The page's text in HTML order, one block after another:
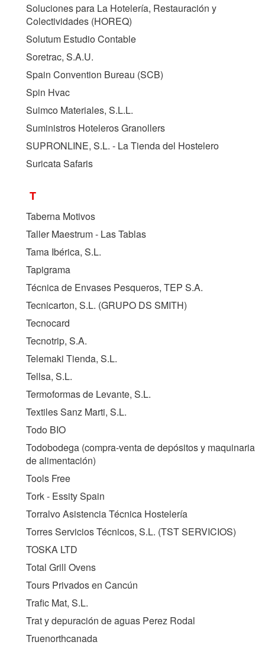
Soluciones para La Hotelería, Restauración y
Colectividades (HOREQ)
Solutum Estudio Contable
Soretrac, S.A.U.
Spain Convention Bureau (SCB)
Spin Hvac
Suimco Materiales, S.L.L.
Suministros Hoteleros Granollers
SUPRONLINE, S.L. - La Tienda del Hostelero
Suricata Safaris
T
Taberna Motivos
Taller Maestrum - Las Tablas
Tama Ibérica, S.L.
Tapigrama
Técnica de Envases Pesqueros, TEP S.A.
Tecnicarton, S.L. (GRUPO DS SMITH)
Tecnocard
Tecnotrip, S.A.
Telemaki Tienda, S.L.
Tellsa, S.L.
Termoformas de Levante, S.L.
Textiles Sanz Marti, S.L.
Todo BIO
Todobodega (compra-venta de depósitos y maquinaria
de alimentación)
Tools Free
Tork - Essity Spain
Torralvo Asistencia Técnica Hostelería
Torres Servicios Técnicos, S.L. (TST SERVICIOS)
TOSKA LTD
Total Grill Ovens
Tours Privados en Cancún
Trafic Mat, S.L.
Trat y depuración de aguas Perez Rodal
Truenorthcanada